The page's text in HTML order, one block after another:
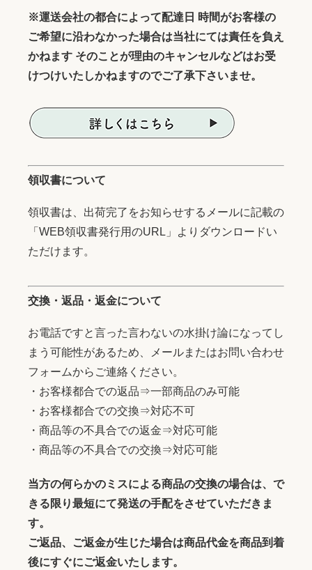
※運送会社の都合によって配達日 時間がお客様の
ご希望に沿わなかった場合は当社にては責任を負え
かねます そのことが理由のキャンセルなどはお受
けつけいたしかねますのでご了承下さいませ。
領収書について
領収書は、出荷完了をお知らせするメールに記載の
「WEB領収書発行用のURL」よりダウンロードい
ただけます。
交換・返品・返金について
お電話ですと言った言わないの水掛け論になってし
まう可能性があるため、メールまたはお問い合わせ
フォームからご連絡ください。
・お客様都合での返品⇒一部商品のみ可能
・お客様都合での交換⇒対応不可
・商品等の不具合での返金⇒対応可能
・商品等の不具合での交換⇒対応可能
当方の何らかのミスによる商品の交換の場合は、で
きる限り最短にて発送の手配をさせていただきま
す。
ご返品、ご返金が生じた場合は商品代金を商品到着
後にすぐにご返金いたします。